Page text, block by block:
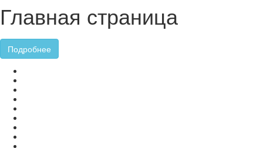
Главная страница
Подробнее